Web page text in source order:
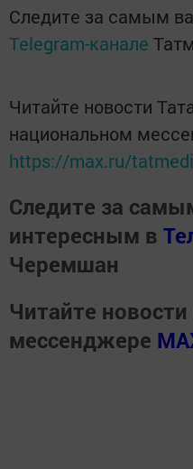
Следите за самым
Telegram-канале
Читайте новости
национальном
https://max.ru/
Следите за
интересным в
Черемшан
Читайте
мессенджере